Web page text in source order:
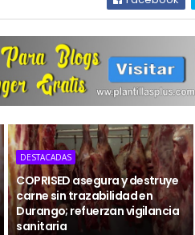
DESTACADAS
COPRISED asegura y destruye
carne sin trazabilidad en
Durango; refuerzan vigilancia
sanitaria